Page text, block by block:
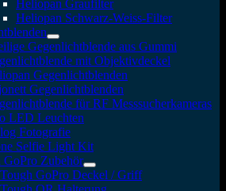
Heliopan Graufilter
Heliopan Schwarz-Weiss-Filter
Gegenlichtblende aus Gummi
mit Objektivdeckel
Gegenlichtblenden
Gegenlichtblenden
für RF Messsucherkameras
LED Leuchten
Fotografie
Selfie Light Kit
GoPro Zubehör
GoPro Deckel / Griff